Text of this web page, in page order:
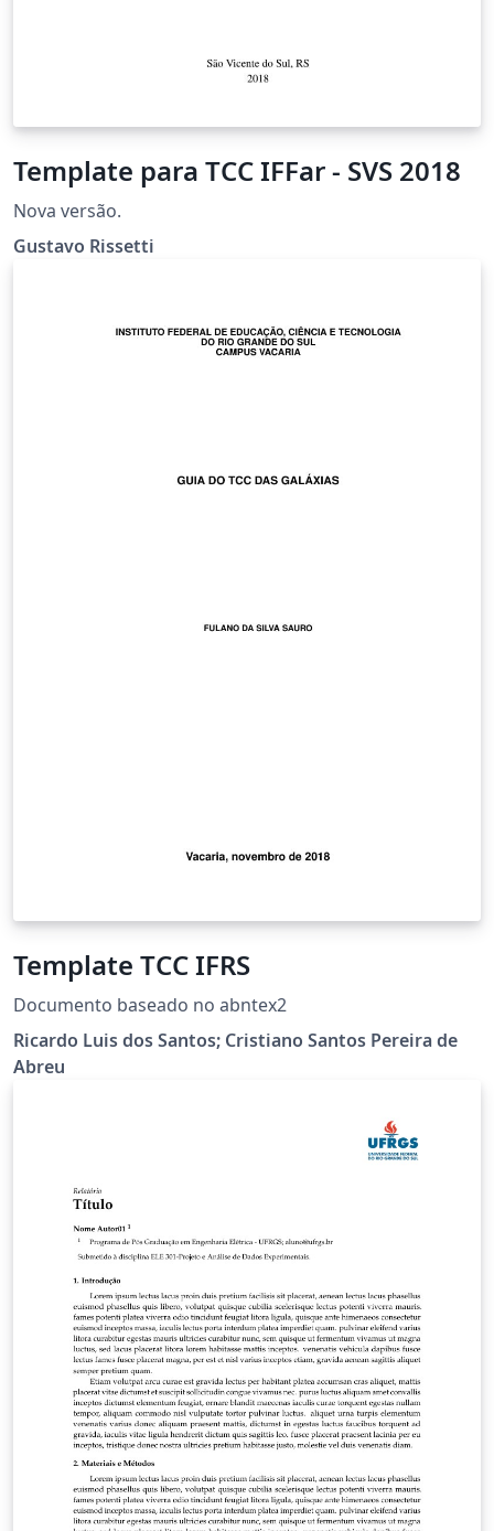
Template para TCC IFFar - SVS 2018
Nova versão.
Gustavo Rissetti
Template TCC IFRS
Documento baseado no abntex2
Ricardo Luis dos Santos; Cristiano Santos Pereira de
Abreu